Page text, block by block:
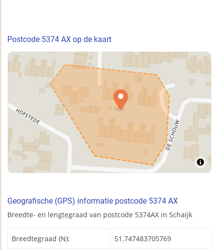
Postcode 5374 AX op de kaart
Geografische (GPS) informatie postcode 5374 AX
Breedte- en lengtegraad van postcode 5374AX in Schaijk
Breedtegraad (N): 51.747483705769